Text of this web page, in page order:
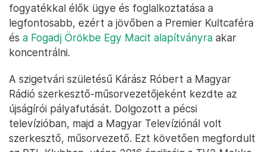
fogyatékkal élők ügye és foglalkoztatása a
legfontosabb, ezért a jövőben a Premier Kultcaféra
és a Fogadj Örökbe Egy Macit alapítványra akar
koncentrálni.
A szigetvári születésű Kárász Róbert a Magyar
Rádió szerkesztő-műsorvezetőjeként kezdte az
újságírói pályafutását. Dolgozott a pécsi
televízióban, majd a Magyar Televíziónál volt
szerkesztő, műsorvezető. Ezt követően megfordult